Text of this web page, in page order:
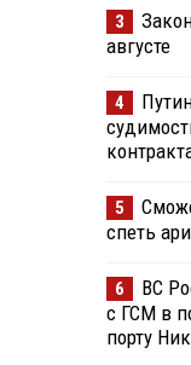
3
августе
4
5
спеть
6
ВС
с ГСМ в
порту